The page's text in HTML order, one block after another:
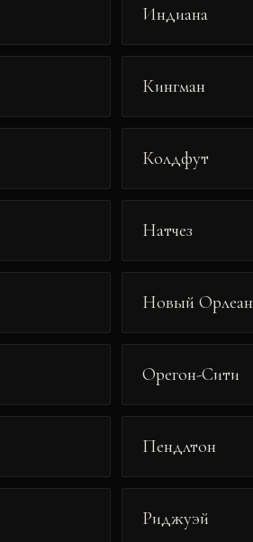
Индиана
Кингман
Колдфут
Натчез
Новый Орлеан
Орегон-Сити
Пендлтон
Риджуэй